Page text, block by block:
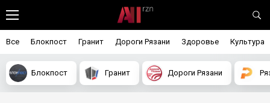
Все Блокпост Гранит Дороги Рязани Здоровье Культура
Блокпост Гранит Дороги Рязани